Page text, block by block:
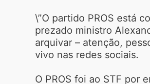
\”O partido PROS está
prezado ministro
arquivar – atenção,
vivo nas redes sociais.
O PROS foi ao STF por